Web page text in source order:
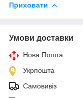
Приховати
Умови доставки
Нова Пошта
Укрпошта
Самовивіз